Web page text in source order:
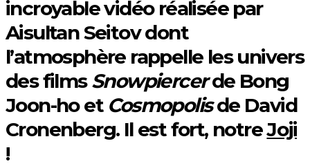
incroyable vidéo réalisée par
Aisultan Seitov dont
l’atmosphère rappelle les univers
des filmsSnowpiercerde Bong
Joon-ho et Cosmopolisde David
Cronenberg. Il est fort, notreJoji
!